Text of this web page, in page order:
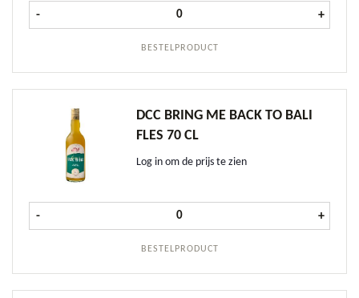
BESTELPRODUCT
- DCC Amaretto Sour fles 70 cl aantal
+
DCC BRING ME BACK TO BALI
FLES 70 CL
Log in om de prijs te zien
BESTELPRODUCT
- DCC Bring me back to Bali fles 70
+